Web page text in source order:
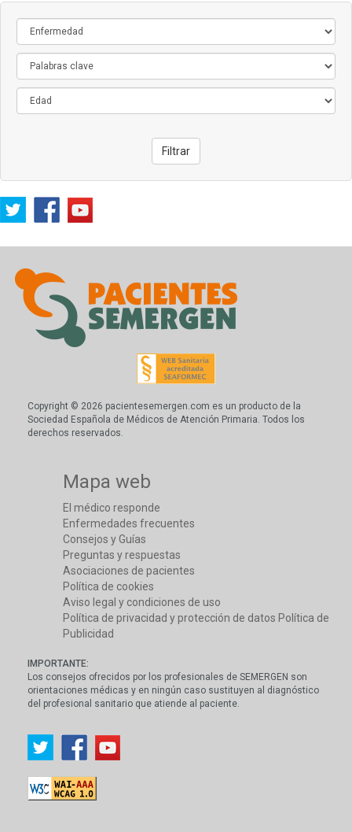
Filtrar
Copyright © 2026 pacientesemergen.com es un producto de la
Sociedad Española de Médicos de Atención Primaria. Todos los
derechos reservados.
Mapa web
El médico responde
Enfermedades frecuentes
Consejos y Guías
Preguntas y respuestas
Asociaciones de pacientes
Política de cookies
Aviso legal y condiciones de uso
Política de privacidad y protección de datos Política de
Publicidad
IMPORTANTE:
Los consejos ofrecidos por los profesionales de SEMERGEN son
orientaciones médicas y en ningún caso sustituyen al diagnóstico
del profesional sanitario que atiende al paciente.